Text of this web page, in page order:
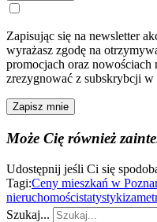
Zapisując się na newsletter
wyrażasz zgodę na
promocjach oraz
zrezygnować z subskrybcji
Zapisz mnie
Może Cię również
Udostępnij jeśli Ci się
Tagi:Ceny mieszkań w
nieruchomościstatystyki
Szukaj...